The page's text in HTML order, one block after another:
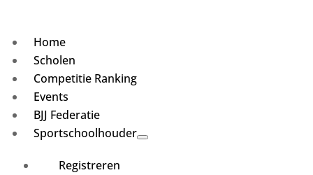
Home
Scholen
Competitie Ranking
Events
BJJ Federatie
Sportschoolhouder
Registreren